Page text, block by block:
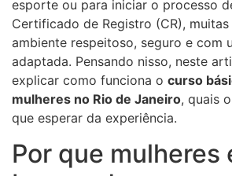
esporte ou para iniciar o processo
Certificado de Registro (CR), muitas
ambiente respeitoso, seguro e com
adaptada. Pensando nisso, neste
explicar como funciona o curso
mulheres no Rio de Janeiro, quais
que esperar da experiência.
Por que mulheres